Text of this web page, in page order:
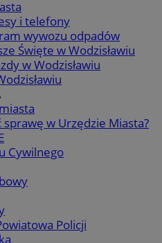
i telefony
wywozu odpadów
Święte w Wodzisławiu
w Wodzisławiu
sprawę w Urzędzie Miasta?
Cywilnego
Policji